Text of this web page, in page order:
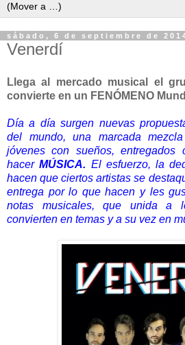
sábado, 6 de septiembre de
Venerdí
Llega al mercado musical el
convierte en un FENÓMENO
Día a día surgen nuevas
del mundo, una marcada
jóvenes con sueños,
hacerMÚSICA. El esfuerzo, la
hacen que ciertos artistas se
entrega por lo que hacen y les
notas musicales, que unida a
convierten en temas y a su vez en